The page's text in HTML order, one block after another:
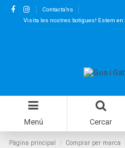
Contacta'ns
Visita les nostres botigues! Estem en:
Menú Cercar
Pàgina principal Comprar per marca